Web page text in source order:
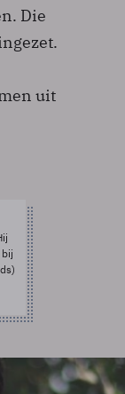
Die
uit